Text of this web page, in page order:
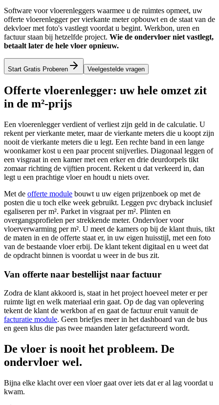
Software voor vloerenleggers waarmee u de ruimtes opmeet, uw
offerte vloerenlegger per vierkante meter opbouwt en de staat van de
dekvloer met foto's vastlegt voordat u begint. Werkbon, uren en
factuur staan bij hetzelfde project. Wie de ondervloer niet vastlegt,
betaalt later de hele vloer opnieuw.
Start Gratis Proberen Veelgestelde vragen
Offerte vloerenlegger: uw hele omzet zit
in de m²-prijs
Een vloerenlegger verdient of verliest zijn geld in de calculatie. U
rekent per vierkante meter, maar de vierkante meters die u koopt zijn
nooit de vierkante meters die u legt. Een rechte band in een lange
woonkamer kost u een paar procent snijverlies. Diagonaal leggen of
een visgraat in een kamer met een erker en drie deurdorpels tikt
zomaar richting de vijftien procent. Rekent u dat verkeerd in, dan
legt u een prachtige vloer en houdt u niets over.
Met de offerte module bouwt u uw eigen prijzenboek op met de
posten die u toch elke week gebruikt. Leggen pvc dryback inclusief
egaliseren per m². Parket in visgraat per m². Plinten en
overgangsprofielen per strekkende meter. Ondervloer voor
vloerverwarming per m². U meet de kamers op bij de klant thuis, tikt
de maten in en de offerte staat er, in uw eigen huisstijl, met een foto
van de bestaande vloer erbij. De klant tekent digitaal en u weet dat
de opdracht binnen is voordat u weer in de bus zit.
Van offerte naar bestellijst naar factuur
Zodra de klant akkoord is, staat in het project hoeveel meter er per
ruimte ligt en welk materiaal erin gaat. Op de dag van oplevering
tekent de klant de werkbon af en gaat de factuur eruit vanuit de
facturatie module. Geen briefjes meer in het dashboard van de bus
en geen klus die pas twee maanden later gefactureerd wordt.
De vloer is nooit het probleem. De
ondervloer wel.
Bijna elke klacht over een vloer gaat over iets dat er al lag voordat u
kwam.